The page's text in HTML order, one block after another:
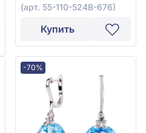
(арт. 55-110-524В-676)
Купить
-70%